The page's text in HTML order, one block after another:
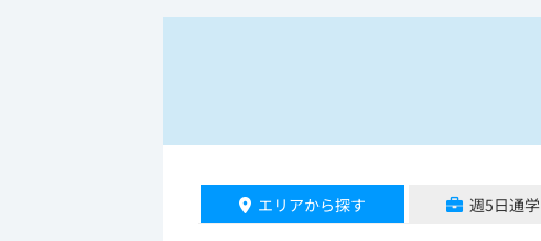
エリアから探す 週5日通学